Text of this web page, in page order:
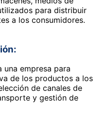
para distribuir
a los consumidores.
una empresa para
de los productos a los
de canales de
y gestión de